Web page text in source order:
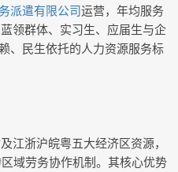
派遣有限公司运营，年均服务
领群体、实习生、应届生与企
、民生依托的人力资源服务标
江浙沪皖粤五大经济区资源，
域劳务协作机制。其核心优势